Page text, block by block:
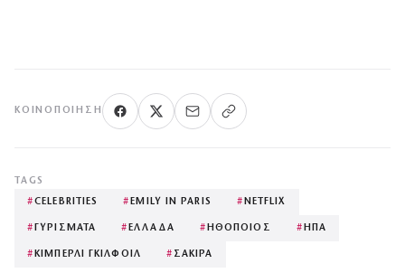
ΚΟΙΝΟΠΟΊΗΣΗ
TAGS
#CELEBRITIES # EMILY IN PARIS # NETFLIX
# ΓΥΡΙΣΜΑΤΑ # ΕΛΛΑΔΑ # ΗΘΟΠΟΙΟΣ # ΗΠΑ
# ΚΙΜΠΕΡΛΙ ΓΚΙΛΦΟΙΛ # ΣΑΚΙΡΑ